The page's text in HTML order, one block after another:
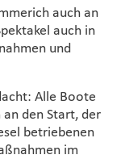
auch an
auch in
und
Alle Boote
den Start, der
betriebenen
im